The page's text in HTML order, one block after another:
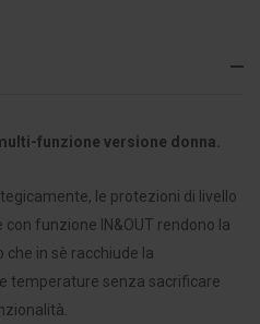
funzione versione donna.
le protezioni di livello
funzione IN&OUT rendono la
che in sè racchiude la
temperature senza sacrificare